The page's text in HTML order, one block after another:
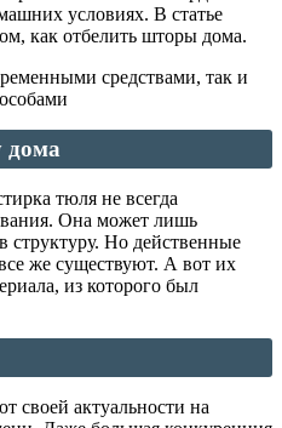
условиях. В статье
как отбелить шторы дома.
средствами, так и
дома
тюля не всегда
Она может лишь
структуру. Но действенные
же существуют. А вот их
из которого был
своей актуальности на